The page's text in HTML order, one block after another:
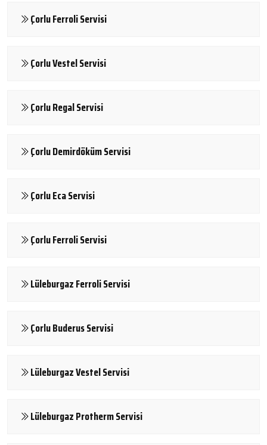
Çorlu Ferroli Servisi
Çorlu Vestel Servisi
Çorlu Regal Servisi
Çorlu Demirdöküm Servisi
Çorlu Eca Servisi
Çorlu Ferroli Servisi
Lüleburgaz Ferroli Servisi
Çorlu Buderus Servisi
Lüleburgaz Vestel Servisi
Lüleburgaz Protherm Servisi